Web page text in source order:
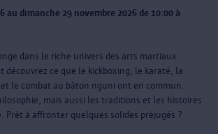
au dimanche 29 novembre 2026 de 10:00 à
dans le riche univers des arts martiaux.
découvrez ce que le kickboxing, le karaté, la
le combat au bâton nguni ont en commun.
mais aussi les traditions et les histoires
Prêt à affronter quelques solides préjugés ?